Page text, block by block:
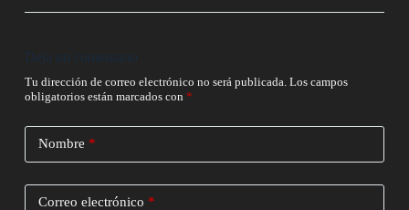
Deja un comentario
Tu dirección de correo electrónico no será publicada. Los campos
obligatorios están marcados con *
Nombre *
Correo electrónico *